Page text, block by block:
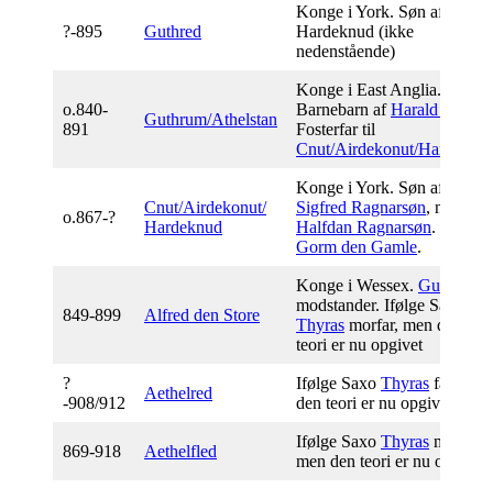
?-895 Guthred
Konge i York. Søn af
Hardeknud (ikke
nedenstående)
o.840-
891
Guthrum/Athelstan
Konge i East Anglia.
Barnebarn afHarald Klak
Fosterfar til
Cnut/Airdekonut/
o.867-?
Cnut/Airdekonut/
Hardeknud
Konge i York. Søn af
Sigfred Ragnarsøn, nevø af
Halfdan Ragnarsøn. Far til
Gorm den Gamle.
849-899 Alfred den Store
Konge i Wessex. Guthrums
modstander. Ifølge Saxo
Thyras morfar, men den
teori er nu opgivet
?
-908/912
Aethelred
Ifølge Saxo Thyras far, men
den teori er nu opgivet.
869-918 Aethelfled
Ifølge Saxo Thyras mor,
men den teori er nu opgivet